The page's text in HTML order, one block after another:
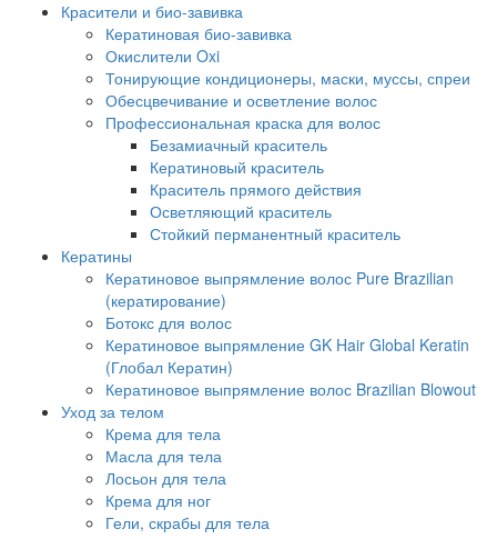
Красители и био-завивка
Кератиновая био-завивка
Окислители Oxi
Тонирующие кондиционеры, маски, муссы, спреи
Обесцвечивание и осветление волос
Профессиональная краска для волос
Безамиачный краситель
Кератиновый краситель
Краситель прямого действия
Осветляющий краситель
Стойкий перманентный краситель
Кератины
Кератиновое выпрямление волос Pure Brazilian
(кератирование)
Ботокс для волос
Кератиновое выпрямление GK Hair Global Keratin
(Глобал Кератин)
Кератиновое выпрямление волос Brazilian Blowout
Уход за телом
Крема для тела
Масла для тела
Лосьон для тела
Крема для ног
Гели, скрабы для тела